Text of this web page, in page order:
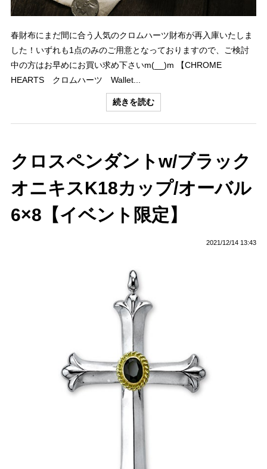
春財布にまだ間に合う人気のクロムハーツ財布が再入庫いたしま
した！いずれも1点のみのご用意となっておりますので、ご検討
中の方はお早めにお買い求め下さいm(__)m 【CHROME
HEARTS クロムハーツ Wallet...
続きを読む
クロスペンダントw/ブラック
オニキスK18カップ/オーバル
6×8【イベント限定】
2021/12/14 13:43